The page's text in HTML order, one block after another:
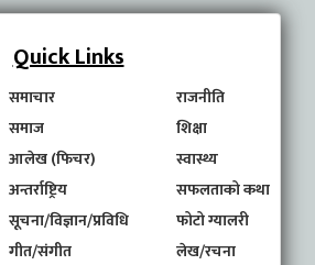
Quick Links
समाचार
राजनीति
समाज
शिक्षा
आलेख (फिचर)
स्वास्थ्य
अन्तर्राष्ट्रिय
सफलताको कथा
सूचना/विज्ञान/प्रविधि
फोटो ग्यालरी
गीत/संगीत
लेख/रचना